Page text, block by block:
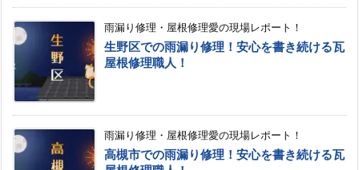
雨漏り修理・屋根修理愛の現場レポート！
生野区での雨漏り修理！安心を書き続ける瓦
屋根修理職人！
雨漏り修理・屋根修理愛の現場レポート！
高槻市での雨漏り修理！安心を書き続ける瓦